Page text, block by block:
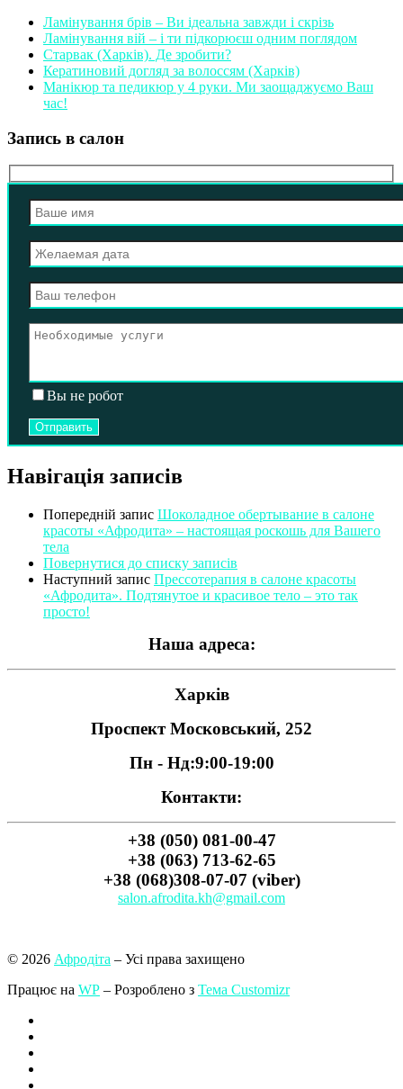
Ламінування брів – Ви ідеальна завжди і скрізь
Ламінування вій – і ти підкорюєш одним поглядом
Старвак (Харків). Де зробити?
Кератиновий догляд за волоссям (Харків)
Манікюр та педикюр у 4 руки. Ми заощаджуємо Ваш
час!
Запись в салон
Вы не робот
Навігація записів
Попередній запис Шоколадное обертывание в салоне
красоты «Афродита» – настоящая роскошь для Вашего
тела
Повернутися до списку записів
Наступний запис Прессотерапия в салоне красоты
«Афродита». Подтянутое и красивое тело – это так
просто!
Наша адреса:
Харків
Проспект Московський, 252
Пн - Нд:9:00-19:00
Контакти:
+38 (050) 081-00-47
+38 (063) 713-62-65
+38 (068)308-07-07 (viber)
salon.afrodita.kh@gmail.com
© 2026 Афродіта – Усі права захищено
Працює на WP – Розроблено з Тема Customizr